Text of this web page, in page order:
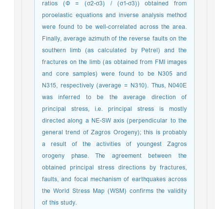
ratios (Φ = (σ2-σ3) / (σ1-σ3)) obtained from
poroelastic equations and inverse analysis method
were found to be well-correlated across the area.
Finally, average azimuth of the reverse faults on the
southern limb (as calculated by Petrel) and the
fractures on the limb (as obtained from FMI images
and core samples) were found to be N305 and
N315, respectively (average = N310). Thus, N040E
was inferred to be the average direction of
principal stress, i.e. principal stress is mostly
directed along a NE-SW axis (perpendicular to the
general trend of Zagros Orogeny); this is probably
a result of the activities of youngest Zagros
orogeny phase. The agreement between the
obtained principal stress directions by fractures,
faults, and focal mechanism of earthquakes across
the World Stress Map (WSM) confirms the validity
of this study.